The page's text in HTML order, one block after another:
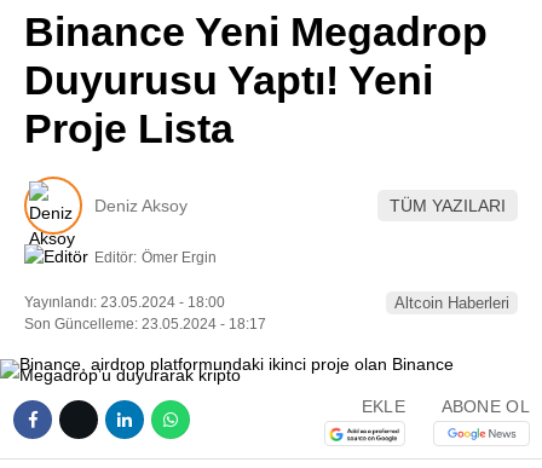
Youtube
TikTok
Binance Yeni Megadrop
Duyurusu Yaptı! Yeni
Proje Lista
Deniz Aksoy TÜM YAZILARI
Editör: Ömer Ergin
Yayınlandı: 23.05.2024 - 18:00
Son Güncelleme: 23.05.2024 - 18:17
Altcoin Haberleri
EKLE ABONE OL